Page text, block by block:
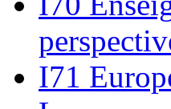
I71